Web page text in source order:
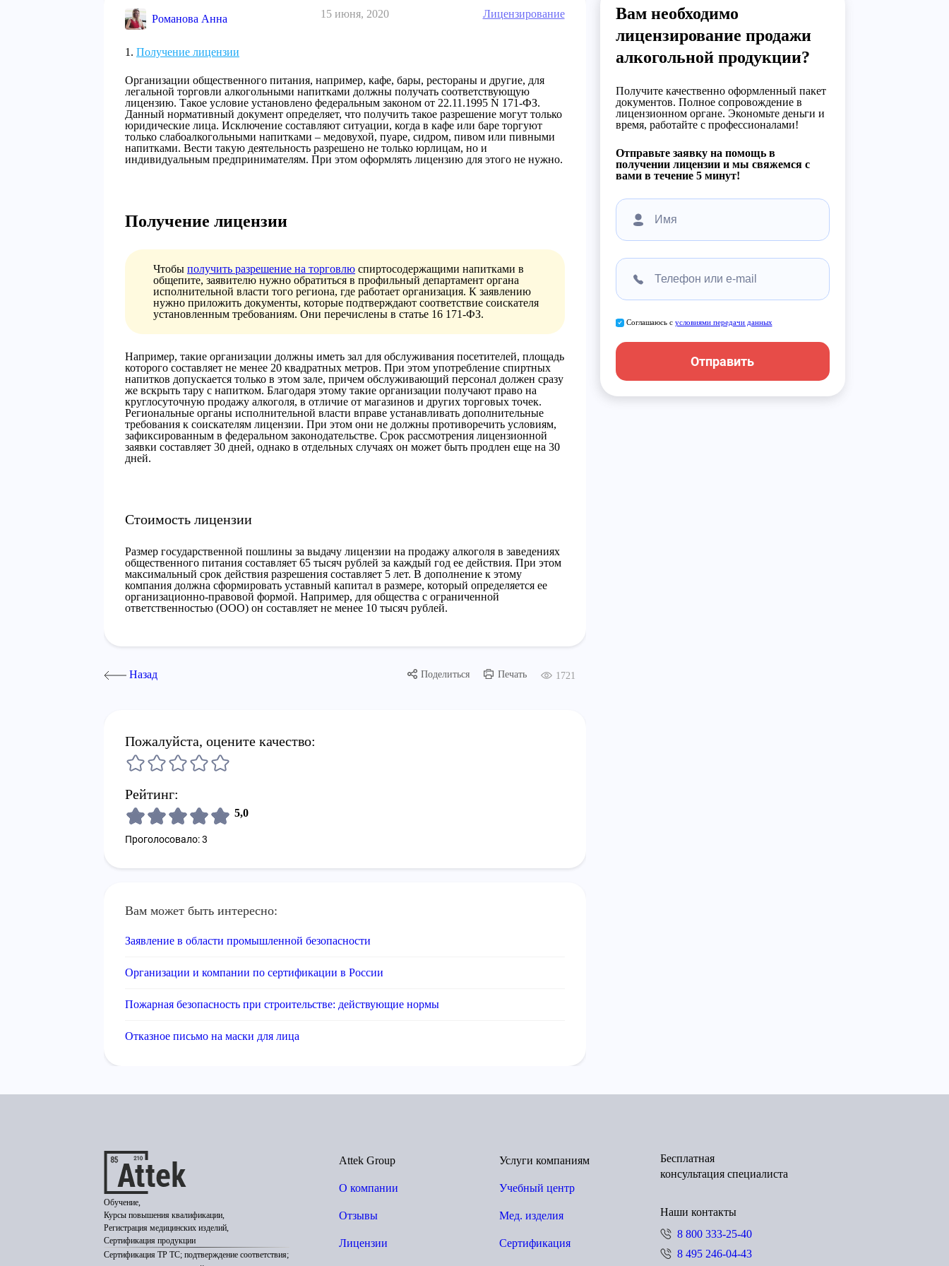
Романова Анна 15 июня, 2020 Лицензирование
Получение лицензии
Организации общественного питания, например, кафе, бары, рестораны и другие, для
легальной торговли алкогольными напитками должны получать соответствующую
лицензию. Такое условие установлено федеральным законом от 22.11.1995 N 171-ФЗ.
Данный нормативный документ определяет, что получить такое разрешение могут только
юридические лица. Исключение составляют ситуации, когда в кафе или баре торгуют
только слабоалкогольными напитками – медовухой, пуаре, сидром, пивом или пивными
напитками. Вести такую деятельность разрешено не только юрлицам, но и
индивидуальным предпринимателям. При этом оформлять лицензию для этого не нужно.
Получение лицензии
Чтобы получить разрешение на торговлю спиртосодержащими напитками в
общепите, заявителю нужно обратиться в профильный департамент органа
исполнительной власти того региона, где работает организация. К заявлению
нужно приложить документы, которые подтверждают соответствие соискателя
установленным требованиям. Они перечислены в статье 16 171-ФЗ.
Например, такие организации должны иметь зал для обслуживания посетителей, площадь
которого составляет не менее 20 квадратных метров. При этом употребление спиртных
напитков допускается только в этом зале, причем обслуживающий персонал должен сразу
же вскрыть тару с напитком. Благодаря этому такие организации получают право на
круглосуточную продажу алкоголя, в отличие от магазинов и других торговых точек.
Региональные органы исполнительной власти вправе устанавливать дополнительные
требования к соискателям лицензии. При этом они не должны противоречить условиям,
зафиксированным в федеральном законодательстве. Срок рассмотрения лицензионной
заявки составляет 30 дней, однако в отдельных случаях он может быть продлен еще на 30
дней.
Стоимость лицензии
Размер государственной пошлины за выдачу лицензии на продажу алкоголя в заведениях
общественного питания составляет 65 тысяч рублей за каждый год ее действия. При этом
максимальный срок действия разрешения составляет 5 лет. В дополнение к этому
компания должна сформировать уставный капитал в размере, который определяется ее
организационно-правовой формой. Например, для общества с ограниченной
ответственностью (ООО) он составляет не менее 10 тысяч рублей.
Назад Поделиться Печать 1721
Пожалуйста, оцените качество:
Рейтинг:
5,0
Проголосовало: 3
Вам может быть интересно:
Заявление в области промышленной безопасности
Организации и компании по сертификации в России
Пожарная безопасность при строительстве: действующие нормы
Отказное письмо на маски для лица
Вам необходимо
лицензирование продажи
алкогольной продукции?
Получите качественно оформленный пакет
документов. Полное сопровождение в
лицензионном органе. Экономьте деньги и
время, работайте с профессионалами!
Отправьте заявку на помощь в
получении лицензии и мы свяжемся с
вами в течение 5 минут!
Соглашаюсь с условиями передачи данных
Отправить
Обучение,
Курсы повышения квалификации,
Регистрация медицинских изделий,
Сертификация продукции
Сертификация ТР ТС; подтверждение соответствия;
Attek Group
О компании
Отзывы
Лицензии
Услуги компаниям
Учебный центр
Мед. изделия
Сертификация
Бесплатная
консультация специалиста
Наши контакты
8 800 333-25-40
8 495 246-04-43